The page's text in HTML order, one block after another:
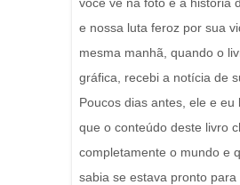
e nossa luta feroz por sua
mesma manhã, quando o
gráfica, recebi a notícia de
Poucos dias antes, ele e eu
que o conteúdo deste livro
completamente o mundo e
sabia se estava pronto para